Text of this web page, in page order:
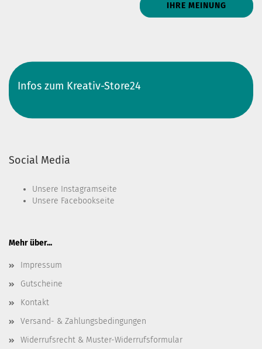
IHRE MEINUNG
Infos zum Kreativ-Store24
Social Media
Unsere Instagramseite
Unsere Facebookseite
Mehr über...
Impressum
Gutscheine
Kontakt
Versand- & Zahlungsbedingungen
Widerrufsrecht & Muster-Widerrufsformular